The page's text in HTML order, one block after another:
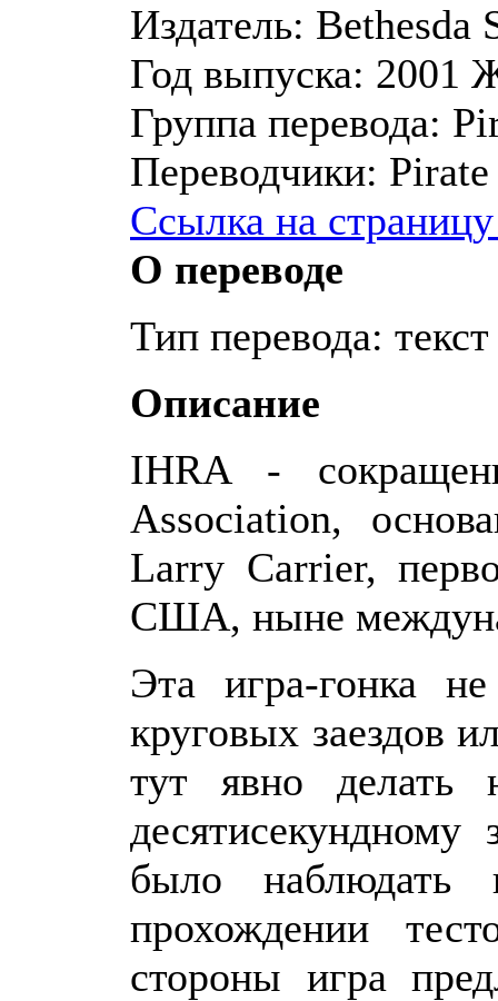
Издатель: Bethesda
Год выпуска: 2001
Группа перевода:
Переводчики: Pirate
Ссылка на
О переводе
Тип перевода: текст
Описание
IHRA -
Association,
Larry Carrier,
США, ныне
Эта игра-гонка
круговых заездов
тут явно делать
было
прохождении
стороны игра